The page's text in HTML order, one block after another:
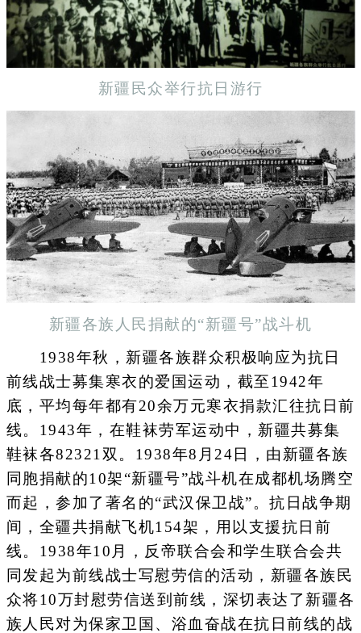
新疆民众举行抗日游行
新疆各族人民捐献的“新疆号”战斗机
1938年秋，新疆各族群众积极响应为抗日
前线战士募集寒衣的爱国运动，截至1942年
底，平均每年都有20余万元寒衣捐款汇往抗日前
线。1943年，在鞋袜劳军运动中，新疆共募集
鞋袜各82321双。1938年8月24日，由新疆各族
同胞捐献的10架“新疆号”战斗机在成都机场腾空
而起，参加了著名的“武汉保卫战”。抗日战争期
间，全疆共捐献飞机154架，用以支援抗日前
线。1938年10月，反帝联合会和学生联合会共
同发起为前线战士写慰劳信的活动，新疆各族民
众将10万封慰劳信送到前线，深切表达了新疆各
族人民对为保家卫国、浴血奋战在抗日前线的战